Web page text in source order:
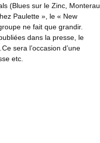
(Blues sur le Zinc, Monterau
Paulette », le « New
ne fait que grandir.
dans la presse, le
sera l’occasion d’une
etc.